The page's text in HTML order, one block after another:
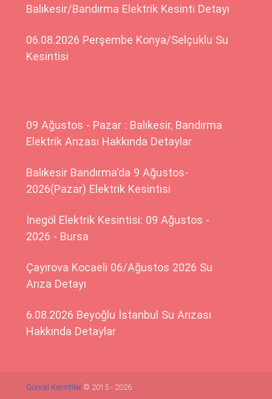
Balıkesir/Bandırma Elektrik Kesinti Detayı
06.08.2026 Perşembe Konya/Selçuklu Su
Kesintisi
09 Ağustos - Pazar : Balıkesir, Bandırma
Elektrik Arızası Hakkında Detaylar
Balıkesir Bandırma'da 9 Ağustos-
2026(Pazar) Elektrik Kesintisi
İnegöl Elektrik Kesintisi: 09 Ağustos -
2026 - Bursa
Çayırova Kocaeli 06/Ağustos 2026 Su
Arıza Detayı
6.08.2026 Beyoğlu İstanbul Su Arızası
Hakkında Detaylar
Güncel Kesintiler© 2015 - 2026